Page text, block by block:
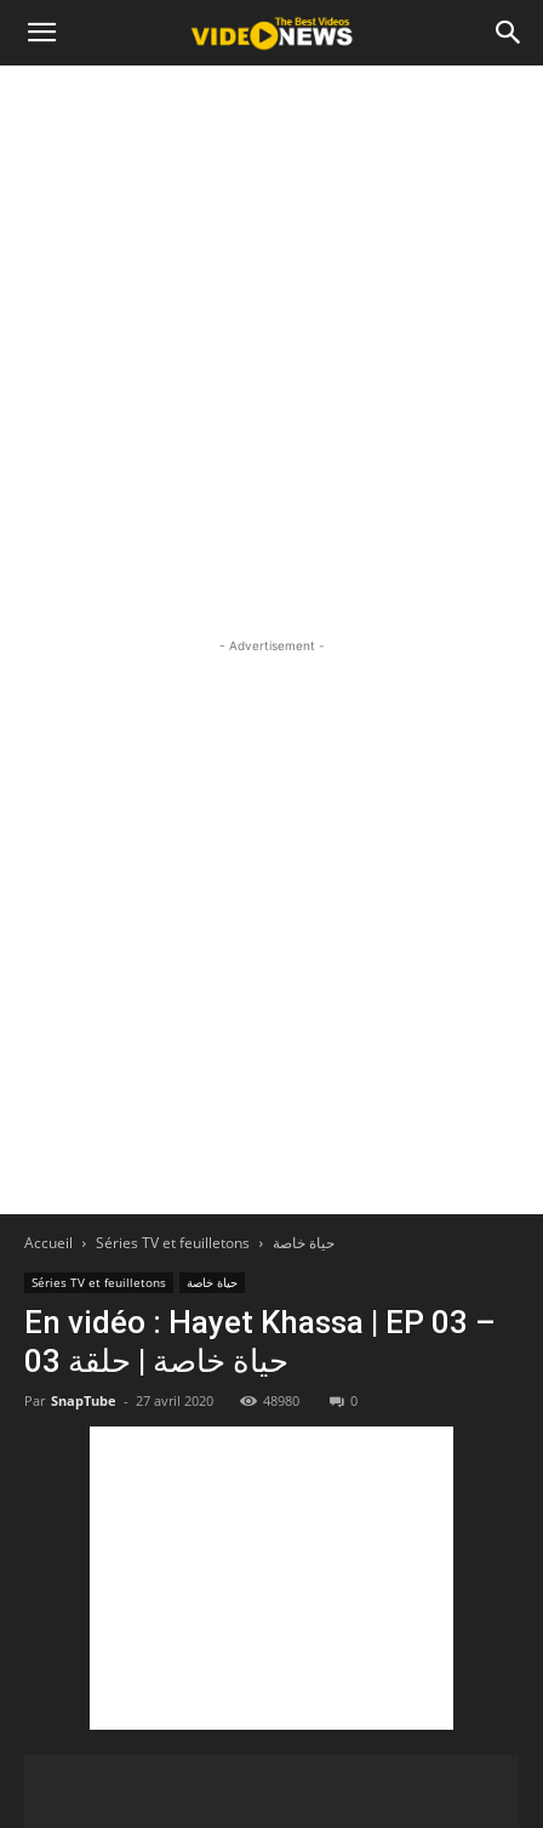
- Advertisement -
Accueil Séries TV et feuilletons حياة خاصة
Séries TV et feuilletons حياة خاصة
En vidéo : Hayet Khassa | EP 03 –
حياة خاصة | حلقة 03
Par SnapTube - 27 avril 2020 48980 0